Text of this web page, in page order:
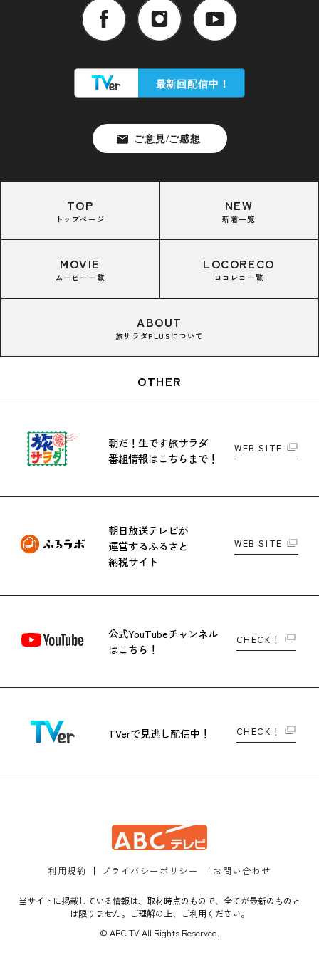
TOP
トップページ
NEW
新着一覧
MOVIE
ムービー一覧
LOCORECO
ロコレコ一覧
ABOUT
旅サラダPLUSについて
OTHER
朝だ！生です旅サラダ
番組情報はこちらまで！
WEB SITE
朝日放送テレビが
運営するふるさと
納税サイト
WEB SITE
公式YouTubeチャンネル
はこちら！
CHECK！
TVerで見逃し配信中！ CHECK！
利用規約 プライバシーポリシー お問い合わせ
当サイトに掲載している情報は、取材時点のもので、全てが最新のものと
は限りません。ご理解の上、ご利用ください。
© ABC TV All Rights Reserved.